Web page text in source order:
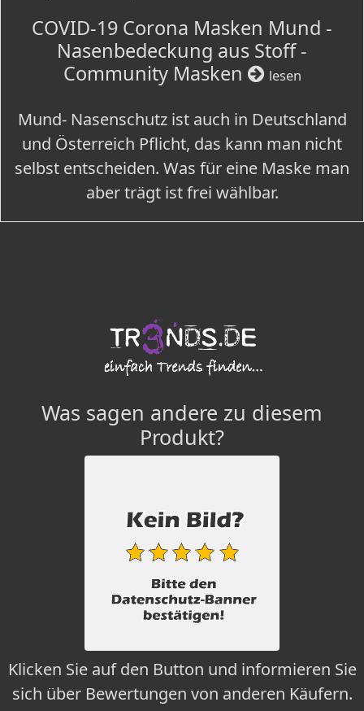
COVID-19 Corona Masken Mund -
Nasenbedeckung aus Stoff -
Community Masken
lesen
Mund- Nasenschutz ist auch in Deutschland
und Österreich Pflicht, das kann man nicht
selbst entscheiden. Was für eine Maske man
aber trägt ist frei wählbar.
Was sagen andere zu diesem
Produkt?
Klicken Sie auf den Button und informieren Sie
sich über Bewertungen von anderen Käufern.